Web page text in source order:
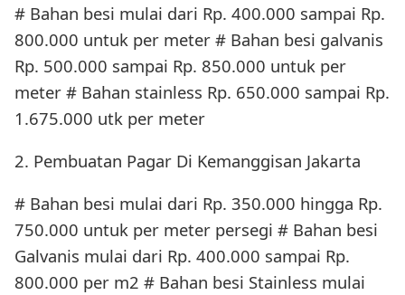
# Bahan besi mulai dari Rp. 400.000 sampai Rp.
800.000 untuk per meter # Bahan besi galvanis
Rp. 500.000 sampai Rp. 850.000 untuk per
meter # Bahan stainless Rp. 650.000 sampai Rp.
1.675.000 utk per meter
2. Pembuatan Pagar Di Kemanggisan Jakarta
# Bahan besi mulai dari Rp. 350.000 hingga Rp.
750.000 untuk per meter persegi # Bahan besi
Galvanis mulai dari Rp. 400.000 sampai Rp.
800.000 per m2 # Bahan besi Stainless mulai